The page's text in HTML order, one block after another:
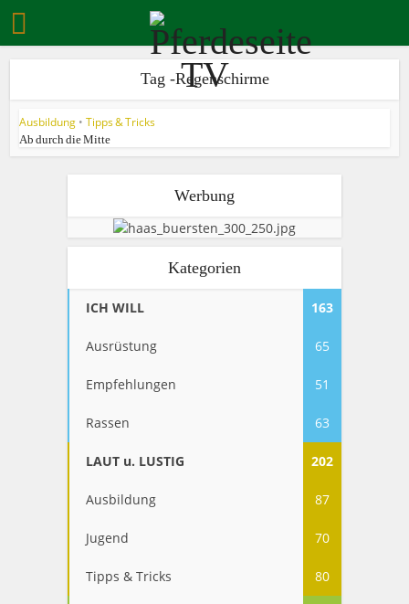
Tag -Regenschirme
Ausbildung • Tipps & Tricks
Ab durch die Mitte
Werbung
Kategorien
ICH WILL 163
Ausrüstung 65
Empfehlungen 51
Rassen 63
LAUT u. LUSTIG 202
Ausbildung 87
Jugend 70
Tipps & Tricks 80